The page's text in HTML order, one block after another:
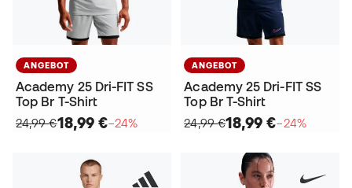
ANGEBOT
Academy 25 Dri-FIT SS
Top Br T-Shirt
24,99 €18,99 €−24%
ANGEBOT
Academy 25 Dri-FIT SS
Top Br T-Shirt
24,99 €18,99 €−24%